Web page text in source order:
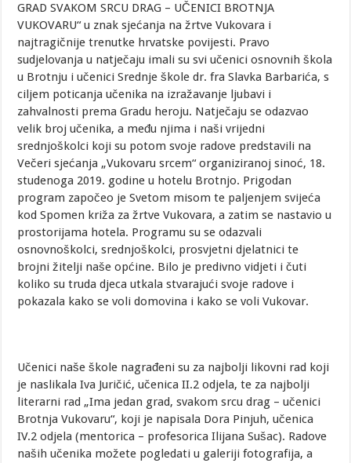
GRAD SVAKOM SRCU DRAG – UČENICI BROTNJA
VUKOVARU“ u znak sjećanja na žrtve Vukovara i
najtragičnije trenutke hrvatske povijesti. Pravo
sudjelovanja u natječaju imali su svi učenici osnovnih škola
u Brotnju i učenici Srednje škole dr. fra Slavka Barbarića, s
ciljem poticanja učenika na izražavanje ljubavi i
zahvalnosti prema Gradu heroju. Natječaju se odazvao
velik broj učenika, a među njima i naši vrijedni
srednjoškolci koji su potom svoje radove predstavili na
Večeri sjećanja „Vukovaru srcem“ organiziranoj sinoć, 18.
studenoga 2019. godine u hotelu Brotnjo. Prigodan
program započeo je Svetom misom te paljenjem svijeća
kod Spomen križa za žrtve Vukovara, a zatim se nastavio u
prostorijama hotela. Programu su se odazvali
osnovnoškolci, srednjoškolci, prosvjetni djelatnici te
brojni žitelji naše općine. Bilo je predivno vidjeti i čuti
koliko su truda djeca utkala stvarajući svoje radove i
pokazala kako se voli domovina i kako se voli Vukovar.
Učenici naše škole nagrađeni su za najbolji likovni rad koji
je naslikala Iva Juričić, učenica II.2 odjela, te za najbolji
literarni rad „Ima jedan grad, svakom srcu drag – učenici
Brotnja Vukovaru“, koji je napisala Dora Pinjuh, učenica
IV.2 odjela (mentorica – profesorica Ilijana Sušac). Radove
naših učenika možete pogledati u galeriji fotografija, a